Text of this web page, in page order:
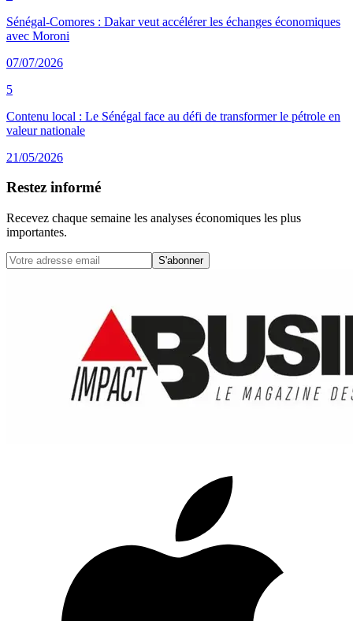
Sénégal-Comores : Dakar veut accélérer les échanges économiques
avec Moroni
07/07/2026
5
Contenu local : Le Sénégal face au défi de transformer le pétrole en
valeur nationale
21/05/2026
Restez informé
Recevez chaque semaine les analyses économiques les plus
importantes.
S'abonner